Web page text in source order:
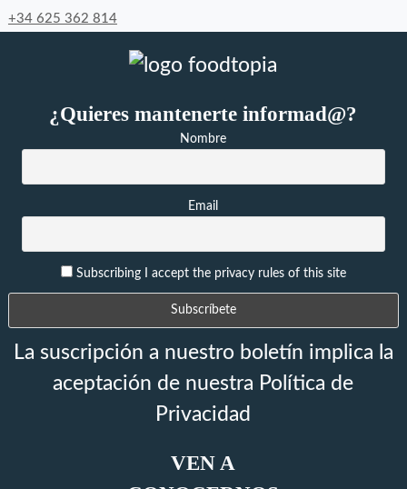
+34 625 362 814
¿Quieres mantenerte informad@?
Nombre
Email
Subscribing I accept the privacy rules of this site
La suscripción a nuestro boletín implica la
aceptación de nuestra Política de
Privacidad
VEN A